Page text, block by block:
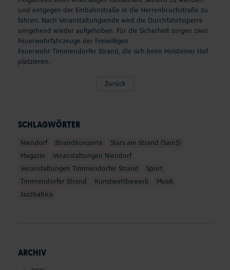
SCHLAGWÖRTER
Niendorf StrandKonzerte
Stars am Strand (SamS)
Magazin
Veranstaltungen Niendorf
Veranstaltungen Timmendorfer Strand
Sport
Timmendorfer Strand
Kunstwettbewerb
Musik
Jazzbaltica
ARCHIV
und entgegen der Einbahnstraße in die Herrenbruchstraße zu
fahren. Nach Veranstaltungsende wird die Durchfahrtssperre
umgehend wieder aufgehoben. Für die Sicherheit sorgen zwei
Feuerwehrfahrzeuge der Freiwilligen
Feuerwehr Timmendorfer Strand, die sich beim Holsteiner Hof
platzieren.
Zurück